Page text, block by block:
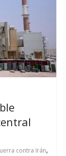
contra Irán,